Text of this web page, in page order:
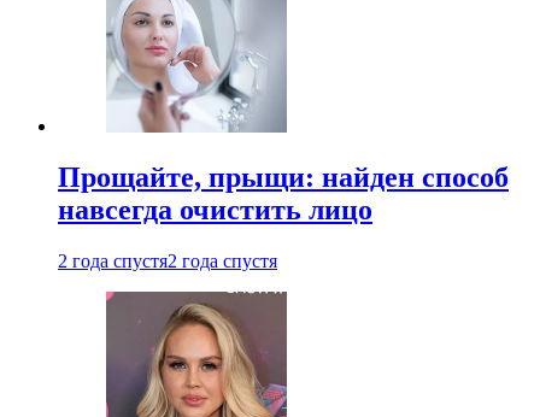
Прощайте, прыщи: найден способ
навсегда очистить лицо
2 года спустя2 года спустя